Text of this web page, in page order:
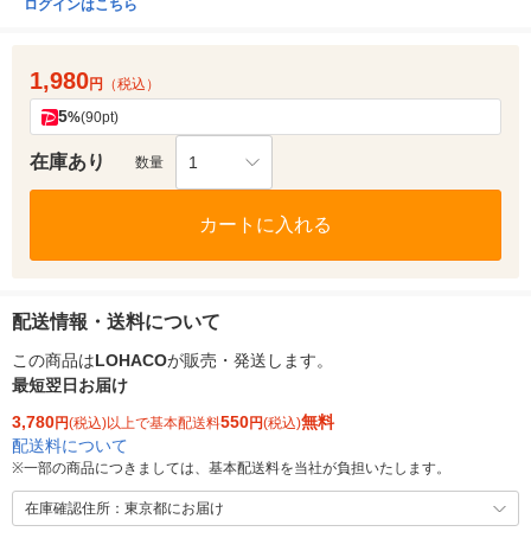
ログインはこちら
1,980円 （税込）
5%(90pt)
在庫あり 数量 1
カートに入れる
配送情報・送料について
この商品はLOHACOが販売・発送します。
最短翌日お届け
3,780円(税込)以上で基本配送料550円(税込)無料
配送料について
※一部の商品につきましては、基本配送料を当社が負担いたします。
在庫確認住所：東京都にお届け